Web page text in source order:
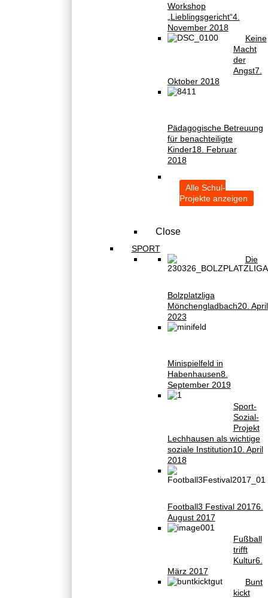
Workshop
„Lieblingsgericht“4.
November 2018
Keine
Macht
der
Angst7.
Oktober 2018
Pädagogische Betreuung
für benachteiligte
Kinder18. Februar
2018
Alle Schul-
Projekte anzeigen
Close
SPORT
Die
Bolzplatzliga
Mönchengladbach20. April
2023
Minispielfeld in
Habenhausen8.
September 2019
Sport-
Sozial-
Projekt
Lechhausen als wichtige
soziale Institution10. April
2018
Football3 Festival 20176.
August 2017
Fußball
trifft
Kultur6.
März 2017
Bunt
kickt